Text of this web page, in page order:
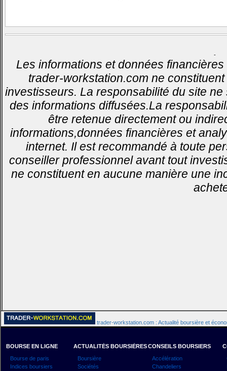
-
Les informations et données
trader-workstation.com ne
investisseurs. La responsabilité du site
des informations diffusées.La
être retenue directement ou
informations,données financières et
internet. Il est recommandé à toute
conseiller professionnel avant tout
ne constituent en aucune manière une
trader-workstation.com : Actualité boursière et
BOURSE EN LIGNE
Bourse de paris
Indices boursiers
ACTUALITÉS BOURSIÈRES
Boursière
Sociétés
CONSEILS BOURSIERS
Accélération
Chandeliers